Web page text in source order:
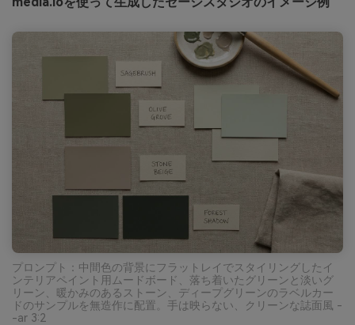
プロンプト：中間色の背景にフラットレイでスタイリングしたイ
ンテリアペイント用ムードボード、落ち着いたグリーンと淡いグ
リーン、暖かみのあるストーン、ディープグリーンのラベルカー
ドのサンプルを無造作に配置。手は映らない、クリーンな誌面風 -
-ar 3:2